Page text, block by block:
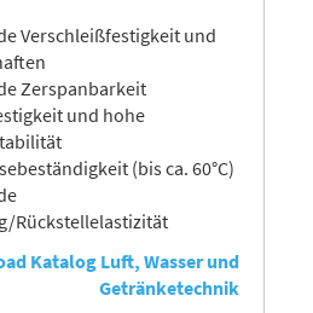
Verschleißfestigkeit und
Zerspanbarkeit
und hohe
(bis ca. 60°C)
Rückstellelastizität
Katalog Luft, Wasser und
Getränketechnik